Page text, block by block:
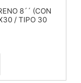
8´´ (CON
/ TIPO 30